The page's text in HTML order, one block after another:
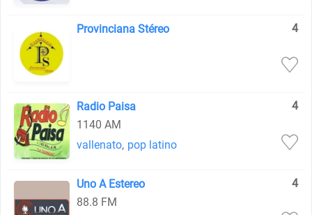
Provinciana Stéreo 4
Radio Paisa
4
1140 AM
vallenato, pop latino
Uno A Estereo
4
88.8 FM